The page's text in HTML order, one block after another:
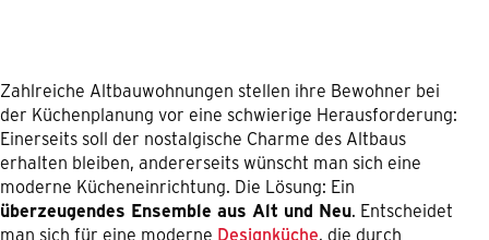
Zahlreiche Altbauwohnungen stellen ihre Bewohner bei
der Küchenplanung vor eine schwierige Herausforderung:
Einerseits soll der nostalgische Charme des Altbaus
erhalten bleiben, andererseits wünscht man sich eine
moderne Kücheneinrichtung. Die Lösung: Ein
überzeugendes Ensemble aus Alt und Neu. Entscheidet
man sich für eine moderne Designküche, die durch